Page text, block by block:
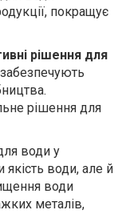
покращує
рішення для
рішення для
води у
якість води, але й
води
металів,